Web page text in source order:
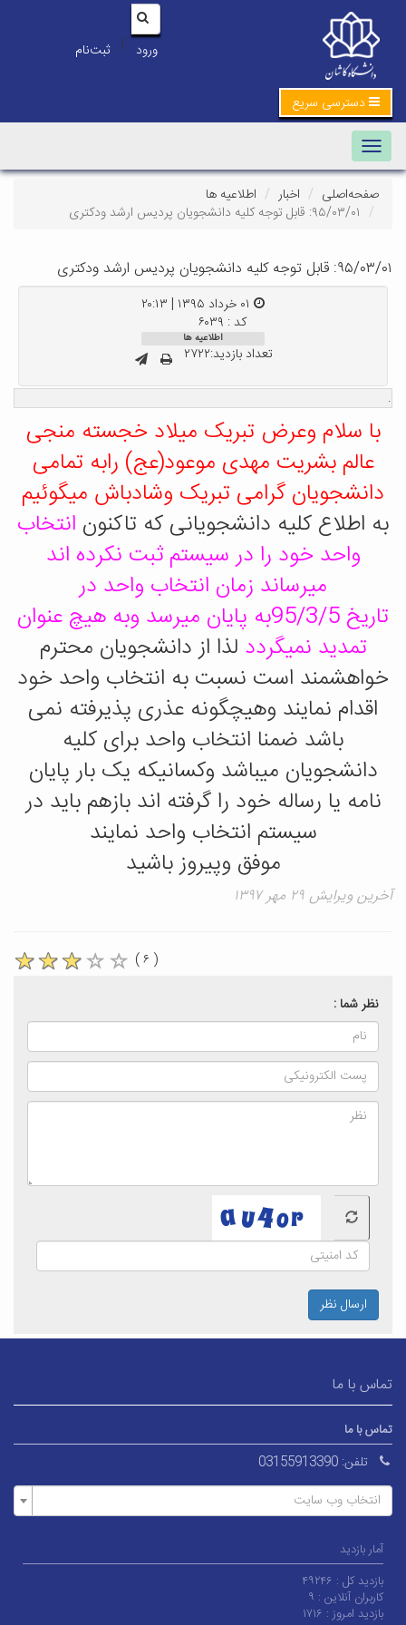
ورود | ثبت‌نام
دسترسی سریع
Toggle navigation
صفحه‌اصلی اخبار
اطلاعیه ها
۹۵/۰۳/۰۱: قابل توجه کلیه دانشجویان پردیس ارشد ودکتری
۹۵/۰۳/۰۱: قابل توجه کلیه دانشجویان پردیس ارشد ودکتری
کد : ۶۰۳۹
اطلاعیه ها
تعداد بازدید:۲۷۲۲
.
با سلام وعرض تبریک میلاد خجسته منجی
عالم بشریت مهدی موعود(عج) رابه تمامی
دانشجویان گرامی تبریک وشادباش میگوئیم
به اطلاع کلیه دانشجویانی که تاکنون انتخاب
واحد خود را در سیستم ثبت نکرده اند
میرساند زمان انتخاب واحد در
تاریخ 95/3/5به پایان میرسد وبه هیچ عنوان
تمدید نمیگردد لذا از دانشجویان محترم
خواهشمند است نسبت به انتخاب واحد خود
اقدام نمایند وهیچگونه عذری پذیرفته نمی
باشد ضمنا انتخاب واحد برای کلیه
دانشجویان میباشد وکسانیکه یک بار پایان
نامه یا رساله خود را گرفته اند بازهم باید در
سیستم انتخاب واحد نمایند
موفق وپیروز باشید
آخرین ویرایش ۲۹ مهر ۱۳۹۷
( ۶ )
نظر شما :
ارسال نظر
تماس با ما
تماس با ما
تلفن: 03155913390
انتخاب وب سایت
آمار بازدید
بازدید کل : ۴۹۲۴۶
کاربران آنلاین : ۹
بازدید امروز : ۱۷۱۶